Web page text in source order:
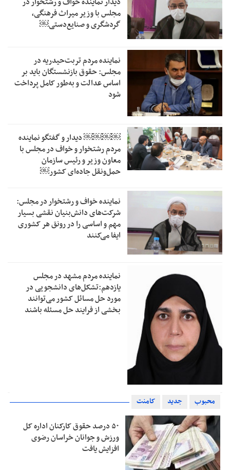
مجلس با وزیر میراث فرهنگی،
گردشگری و صنایع‌دستی￼
نماینده مردم تربت‌حیدریه در
مجلس: حقوق بازنشستگان باید بر
اساس عدالت و به‌طور کامل پرداخت
شود
￼￼￼￼‏ دیدار و گفتگو نماینده
مردم رشتخوار و خواف در مجلس با
معاون وزیر و رئیس سازمان
حمل‌ونقل جاده‌ای کشور￼
نماینده خواف و رشتخوار در مجلس:
شرکت‌های دانش‌بنیان نقشی بسیار
مهم و اساسی را در رونق هر کشوری
ایفا می‌کنند
نماینده مردم مشهد در مجلس
یازدهم:تشکل‌های دانشجویی در
مورد حل مسائل کشور می‌توانند
بخشی از فرایند حل مسئله باشند
محبوب جدید کامنت
۵۰ درصد حقوق کارکنان اداره کل
ورزش و جوانان خراسان رضوی
افزایش یافت